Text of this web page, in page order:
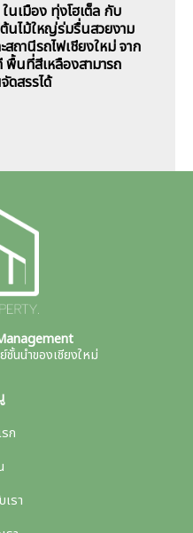
เมือง ทุ่งโฮเต็ล กับ
นไม้ใหญ่ร่มรื่นสวยงาม
ถานีรถไฟเชียงใหม่ จาก
พื้นที่สีเหลืองสามารถ
ดสรรได้
นนำของเชียงใหม่
ก
เรา